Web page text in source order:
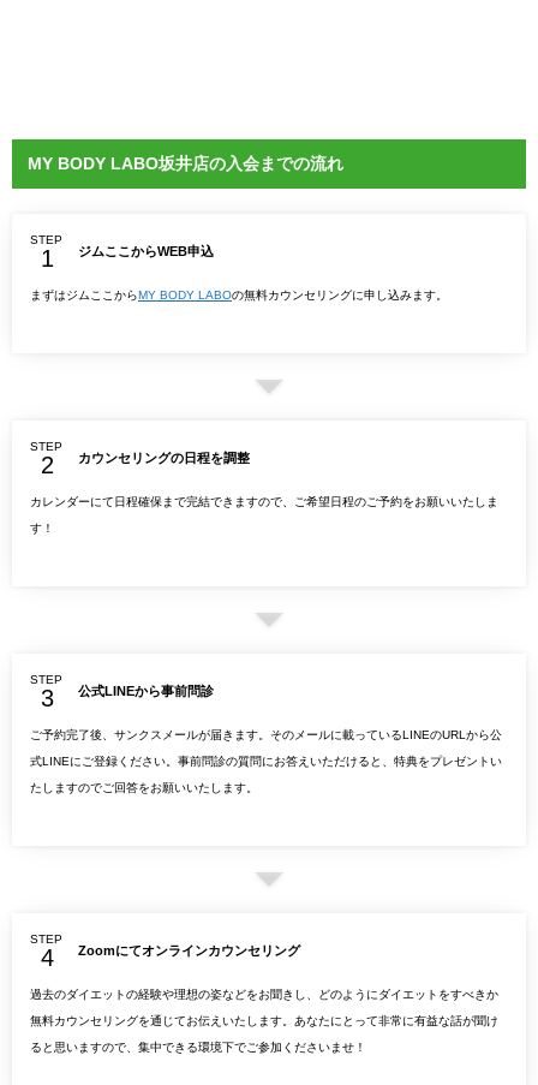
MY BODY LABO坂井店の入会までの流れ
STEP
ジムここからWEB申込
まずはジムここからMY BODY LABOの無料カウンセリングに申し込みます。
STEP
カウンセリングの日程を調整
カレンダーにて日程確保まで完結できますので、ご希望日程のご予約をお願いいたしま
す！
STEP
公式LINEから事前問診
ご予約完了後、サンクスメールが届きます。そのメールに載っているLINEのURLから公
式LINEにご登録ください。事前問診の質問にお答えいただけると、特典をプレゼントい
たしますのでご回答をお願いいたします。
STEP
Zoomにてオンラインカウンセリング
過去のダイエットの経験や理想の姿などをお聞きし、どのようにダイエットをすべきか
無料カウンセリングを通じてお伝えいたします。あなたにとって非常に有益な話が聞け
ると思いますので、集中できる環境下でご参加くださいませ！